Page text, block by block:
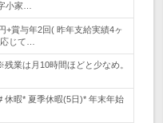
小家…
+賞与年2回( 昨年支給実績4ヶ
じて…
業は月10時間ほどと少なめ。
休暇* 夏季休暇(5日)* 年末年始